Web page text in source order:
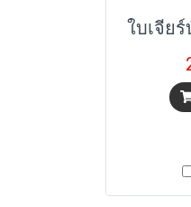
ใบเจียร์